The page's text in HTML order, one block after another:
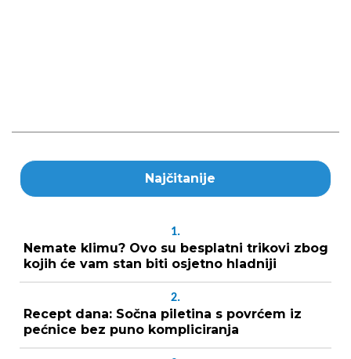
Najčitanije
1.
Nemate klimu? Ovo su besplatni trikovi zbog
kojih će vam stan biti osjetno hladniji
2.
Recept dana: Sočna piletina s povrćem iz
pećnice bez puno kompliciranja